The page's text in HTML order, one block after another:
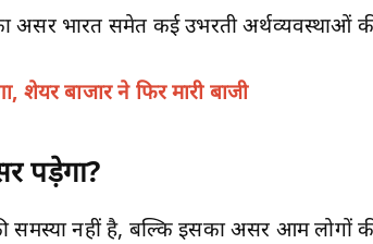
असर भारत समेत कई उभरती अर्थव्यवस्थाओं
बाजार ने फिर मारी बाजी
पड़ेगा?
समस्या नहीं है, बल्कि इसका असर आम लोगों